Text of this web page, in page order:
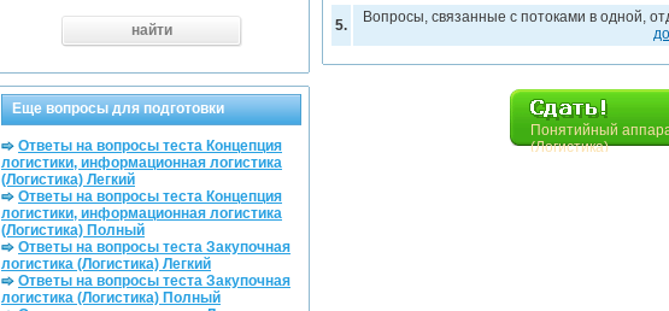
5. Вопросы, связанные с потоками в одной,
Понятийный
(Логистика)
найти
Еще вопросы для подготовки
Ответы на вопросы теста Концепция
логистики, информационная логистика
(Логистика) Легкий
Ответы на вопросы теста Концепция
логистики, информационная логистика
(Логистика) Полный
Ответы на вопросы теста Закупочная
логистика (Логистика) Легкий
Ответы на вопросы теста Закупочная
логистика (Логистика) Полный